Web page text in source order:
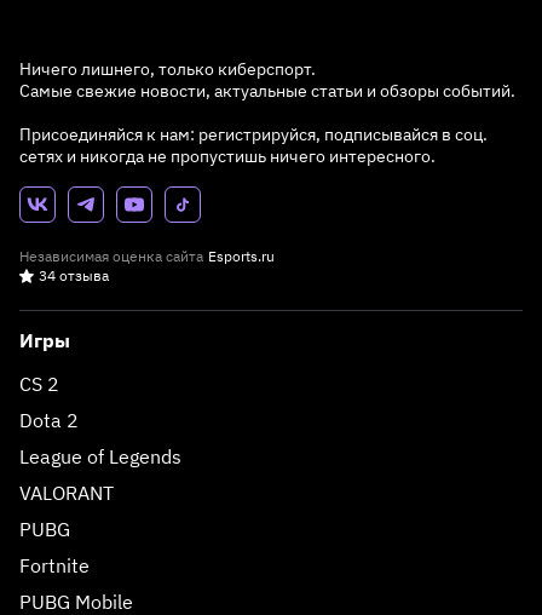
Ничего лишнего, только киберспорт.
Самые свежие новости, актуальные статьи и обзоры событий.
Присоединяйся к нам: регистрируйся, подписывайся в соц.
сетях и никогда не пропустишь ничего интересного.
Независимая оценка сайта Esports.ru
34 отзыва
Игры
CS 2
Dota 2
League of Legends
VALORANT
PUBG
Fortnite
PUBG Mobile